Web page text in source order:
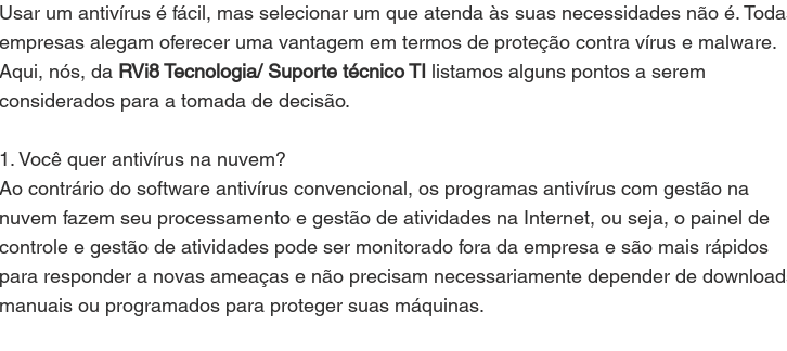
Usar um antivírus é fácil, mas selecionar um que atenda às suas necessidades não é.
empresas alegam oferecer uma vantagem em termos de proteção contra vírus e malware.
Aqui, nós, da RVi8 Tecnologia/ Suporte técnico TI listamos alguns pontos a serem
considerados para a tomada de decisão.
1. Você quer antivírus na nuvem?
Ao contrário do software antivírus convencional, os programas antivírus com gestão na
nuvem fazem seu processamento e gestão de atividades na Internet, ou seja, o painel de
controle e gestão de atividades pode ser monitorado fora da empresa e são mais rápidos
para responder a novas ameaças e não precisam necessariamente depender de
manuais ou programados para proteger suas máquinas.